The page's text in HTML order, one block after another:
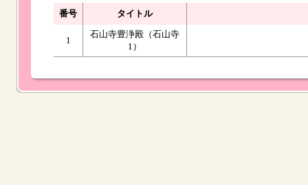
番号 タイトル
1
石山寺豊浄殿（石山寺
1）